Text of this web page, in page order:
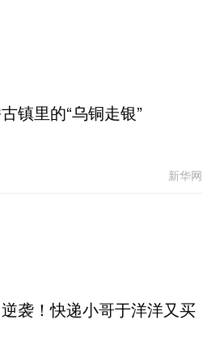
镇里的“乌铜走银”
新华网
袭！快递小哥于洋洋又买